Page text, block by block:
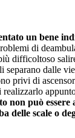
un bene
di
difficoltoso
separano dalle
privi di
non può essere
delle scale o